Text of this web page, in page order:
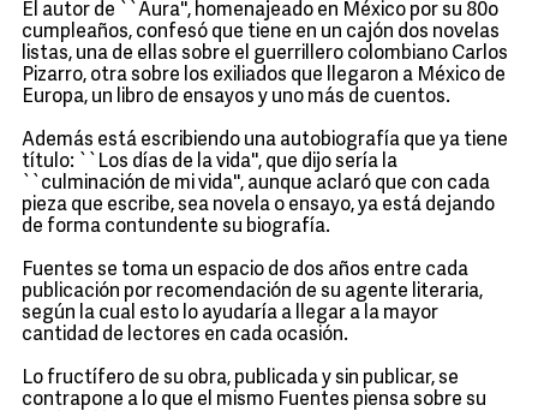
El autor de ``Aura'', homenajeado en México por su 80o
cumpleaños, confesó que tiene en un cajón dos novelas
listas, una de ellas sobre el guerrillero colombiano Carlos
Pizarro, otra sobre los exiliados que llegaron a México de
Europa, un libro de ensayos y uno más de cuentos.
Además está escribiendo una autobiografía que ya tiene
título: ``Los días de la vida'', que dijo sería la
``culminación de mi vida'', aunque aclaró que con cada
pieza que escribe, sea novela o ensayo, ya está dejando
de forma contundente su biografía.
Fuentes se toma un espacio de dos años entre cada
publicación por recomendación de su agente literaria,
según la cual esto lo ayudaría a llegar a la mayor
cantidad de lectores en cada ocasión.
Lo fructífero de su obra, publicada y sin publicar, se
contrapone a lo que el mismo Fuentes piensa sobre su